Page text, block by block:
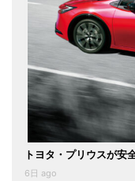
トヨタ・プリウスが安
6日 ago